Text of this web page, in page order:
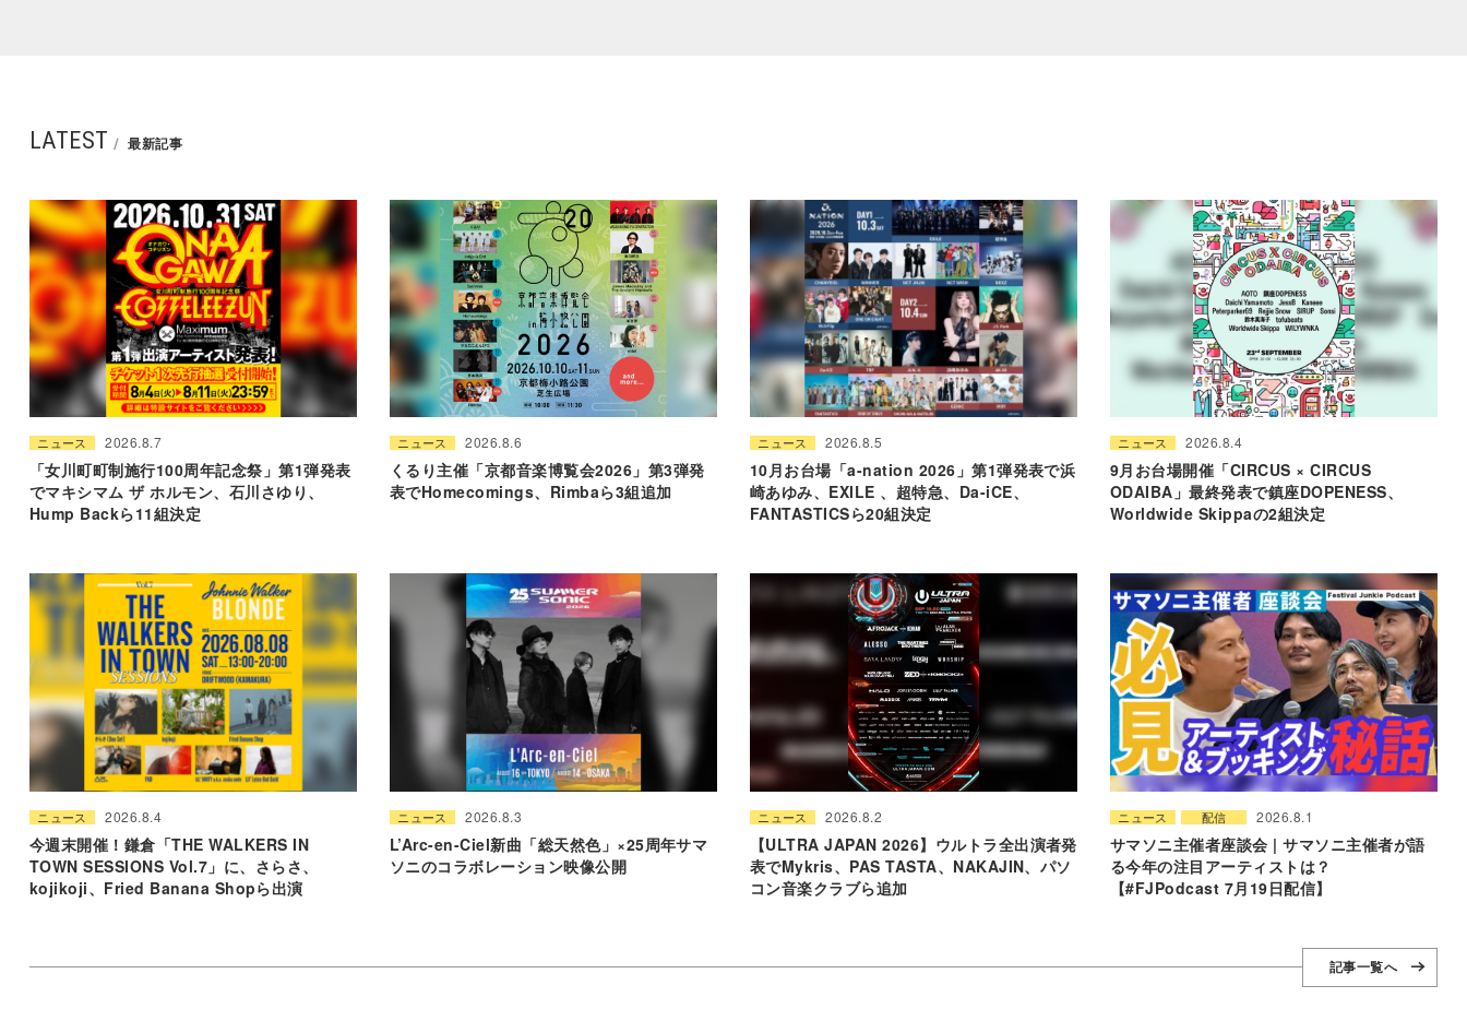
LATEST 最新記事
ニュース 2026.8.7
「女川町町制施行100周年記念祭」第1弾発表
でマキシマム ザ ホルモン、石川さゆり、
Hump Backら11組決定
ニュース 2026.8.6
くるり主催「京都音楽博覧会2026」第3弾発
表でHomecomings、Rimbaら3組追加
ニュース 2026.8.5
10月お台場「a-nation 2026」第1弾発表で浜
崎あゆみ、EXILE 、超特急、Da-iCE、
FANTASTICSら20組決定
ニュース 2026.8.4
9月お台場開催「CIRCUS × CIRCUS
ODAIBA」最終発表で鎮座DOPENESS、
Worldwide Skippaの2組決定
ニュース 2026.8.4
今週末開催！鎌倉「THE WALKERS IN
TOWN SESSIONS Vol.7」に、さらさ、
kojikoji、Fried Banana Shopら出演
ニュース 2026.8.3
L’Arc-en-Ciel新曲「総天然色」×25周年サマ
ソニのコラボレーション映像公開
ニュース 2026.8.2
【ULTRA JAPAN 2026】ウルトラ全出演者発
表でMykris、PAS TASTA、NAKAJIN、パソ
コン音楽クラブら追加
ニュース 配信 2026.8.1
サマソニ主催者座談会 | サマソニ主催者が語
る今年の注目アーティストは？
【#FJPodcast 7月19日配信】
記事一覧へ